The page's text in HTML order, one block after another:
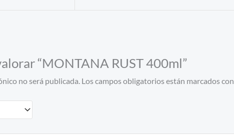
“MONTANA RUST 400ml”
no será publicada. Los campos obligatorios están marcados con